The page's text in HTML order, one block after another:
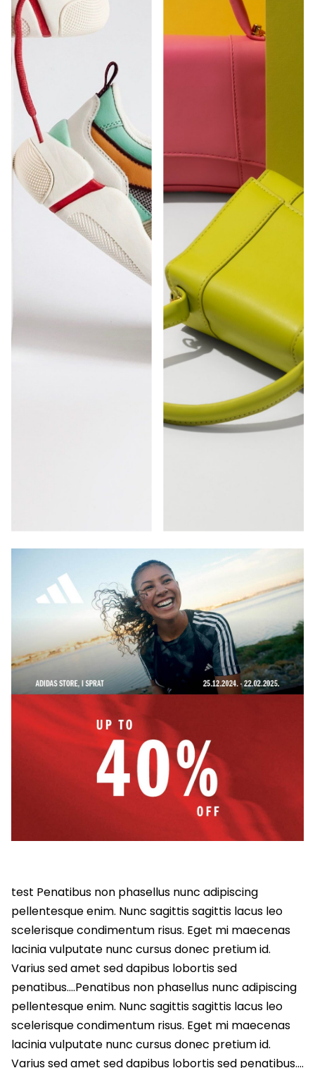
test Penatibus non phasellus nunc adipiscing
pellentesque enim. Nunc sagittis sagittis lacus leo
scelerisque condimentum risus. Eget mi maecenas
lacinia vulputate nunc cursus donec pretium id.
Varius sed amet sed dapibus lobortis sed
penatibus….Penatibus non phasellus nunc adipiscing
pellentesque enim. Nunc sagittis sagittis lacus leo
scelerisque condimentum risus. Eget mi maecenas
lacinia vulputate nunc cursus donec pretium id.
Varius sed amet sed dapibus lobortis sed penatibus….